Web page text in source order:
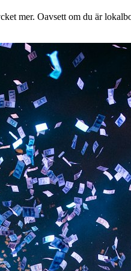
mer. Oavsett om du är